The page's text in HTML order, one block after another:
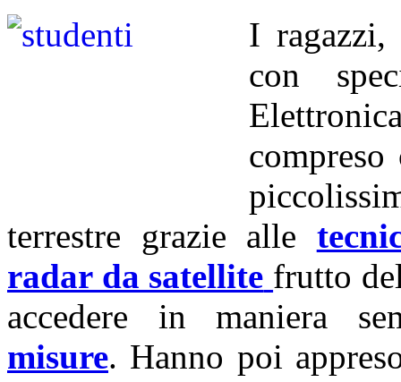
I
con
terrestre grazie alle
radar da satellite frutto
accedere in maniera
misure. Hanno poi